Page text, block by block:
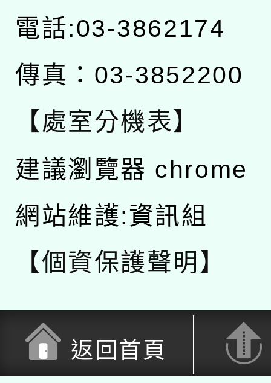
電話:03-3862174
傳真：03-3852200
【處室分機表】
建議瀏覽器 chrome
網站維護:資訊組
【個資保護聲明】
返回首頁